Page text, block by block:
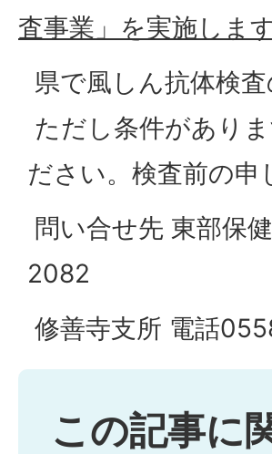
査事業」を実施しま
県で風しん抗体検
ただし条件があり
ださい。検査前の
問い合せ先 東部保
2082
修善寺支所 電話
この記事に